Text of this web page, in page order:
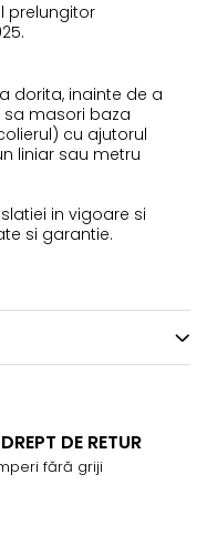
prelungitor
dorita, inainte de a
masori baza
cu ajutorul
liniar sau metru
in vigoare si
si garantie.
DE RETUR
fără griji